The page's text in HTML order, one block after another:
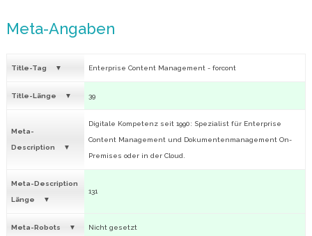
Meta-Angaben
Title-Tag Enterprise Content Management - forcont
Title-Länge 39
Meta-
Description
Digitale Kompetenz seit 1990: Spezialist für Enterprise
Content Management und Dokumentenmanagement On-
Premises oder in der Cloud.
Meta-Description
Länge
131
Meta-Robots Nicht gesetzt